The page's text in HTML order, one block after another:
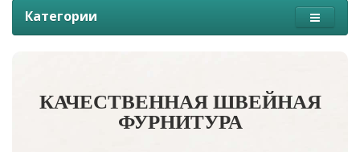
Категории
КАЧЕСТВЕННАЯ ШВЕЙНАЯ
ФУРНИТУРА